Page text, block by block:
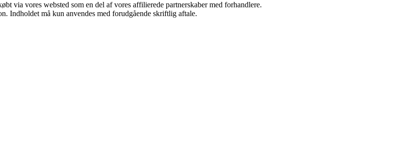
via vores websted som en del af vores affilierede partnerskaber med forhandlere.
Indholdet må kun anvendes med forudgående skriftlig aftale.